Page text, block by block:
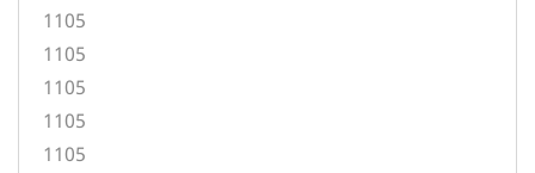
1105
1105
1105
1105
1105